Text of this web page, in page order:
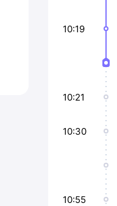
10:19
10:21
10:30
10:55